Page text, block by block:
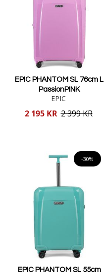
EPIC PHANTOM SL 76cm L
PassionPINK
EPIC
Reducerat
2 195 KR 2 399 KR
-30%
EPIC PHANTOM SL 55cm